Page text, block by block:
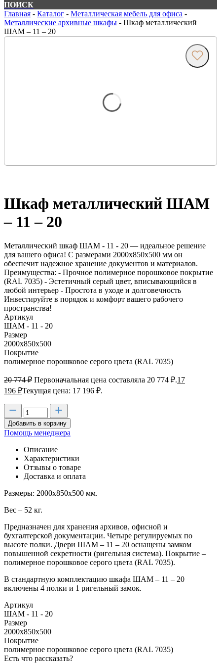
ПОИСК
Главная - Каталог - Металлическая мебель для офиса -
Металлические архивные шкафы - Шкаф металлический
ШАМ – 11 – 20
Шкаф металлический ШАМ
– 11 – 20
Металлический шкаф ШАМ - 11 - 20 — идеальное решение
для вашего офиса! С размерами 2000х850х500 мм он
обеспечит надежное хранение документов и материалов.
Преимущества: - Прочное полимерное порошковое покрытие
(RAL 7035) - Эстетичный серый цвет, вписывающийся в
любой интерьер - Простота в уходе и долговечность
Инвестируйте в порядок и комфорт вашего рабочего
пространства!
Артикул
ШАМ - 11 - 20
Размер
2000х850х500
Покрытие
полимерное порошковое серого цвета (RAL 7035)
20 774₽ Первоначальная цена составляла 20 774 ₽.17
196 ₽Текущая цена: 17 196 ₽.
Добавить в корзину
Помощь менеджера
Описание
Характеристики
Отзывы о товаре
Доставка и оплата
Размеры: 2000х850х500 мм.
Вес – 52 кг.
Предназначен для хранения архивов, офисной и
бухгалтерской документации. Четыре регулируемых по
высоте полки. Двери ШАМ – 11 – 20 оснащены замком
повышенной секретности (ригельная система). Покрытие –
полимерное порошковое серого цвета (RAL 7035).
В стандартную комплектацию шкафа ШАМ – 11 – 20
включены 4 полки и 1 ригельный замок.
Артикул
ШАМ - 11 - 20
Размер
2000х850х500
Покрытие
полимерное порошковое серого цвета (RAL 7035)
Есть что рассказать?